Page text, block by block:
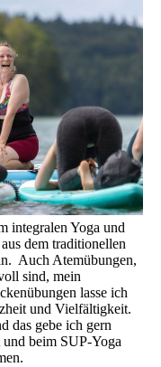
integralen Yoga und
dem traditionellen
Auch Atemübungen,
sind, mein
lasse ich
und Vielfältigkeit.
das gebe ich gern
beim SUP-Yoga